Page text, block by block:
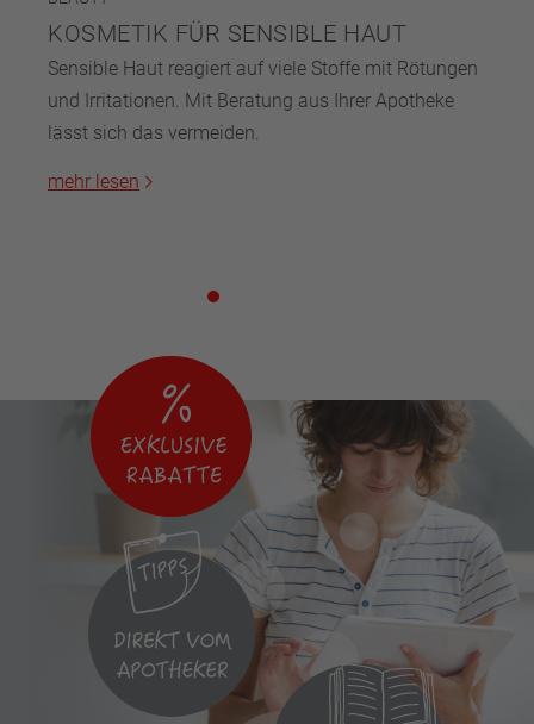
KOSMETIK FÜR SENSIBLE HAUT
Sensible Haut reagiert auf viele Stoffe mit Rötungen
und Irritationen. Mit Beratung aus Ihrer Apotheke
lässt sich das vermeiden.
mehr lesen